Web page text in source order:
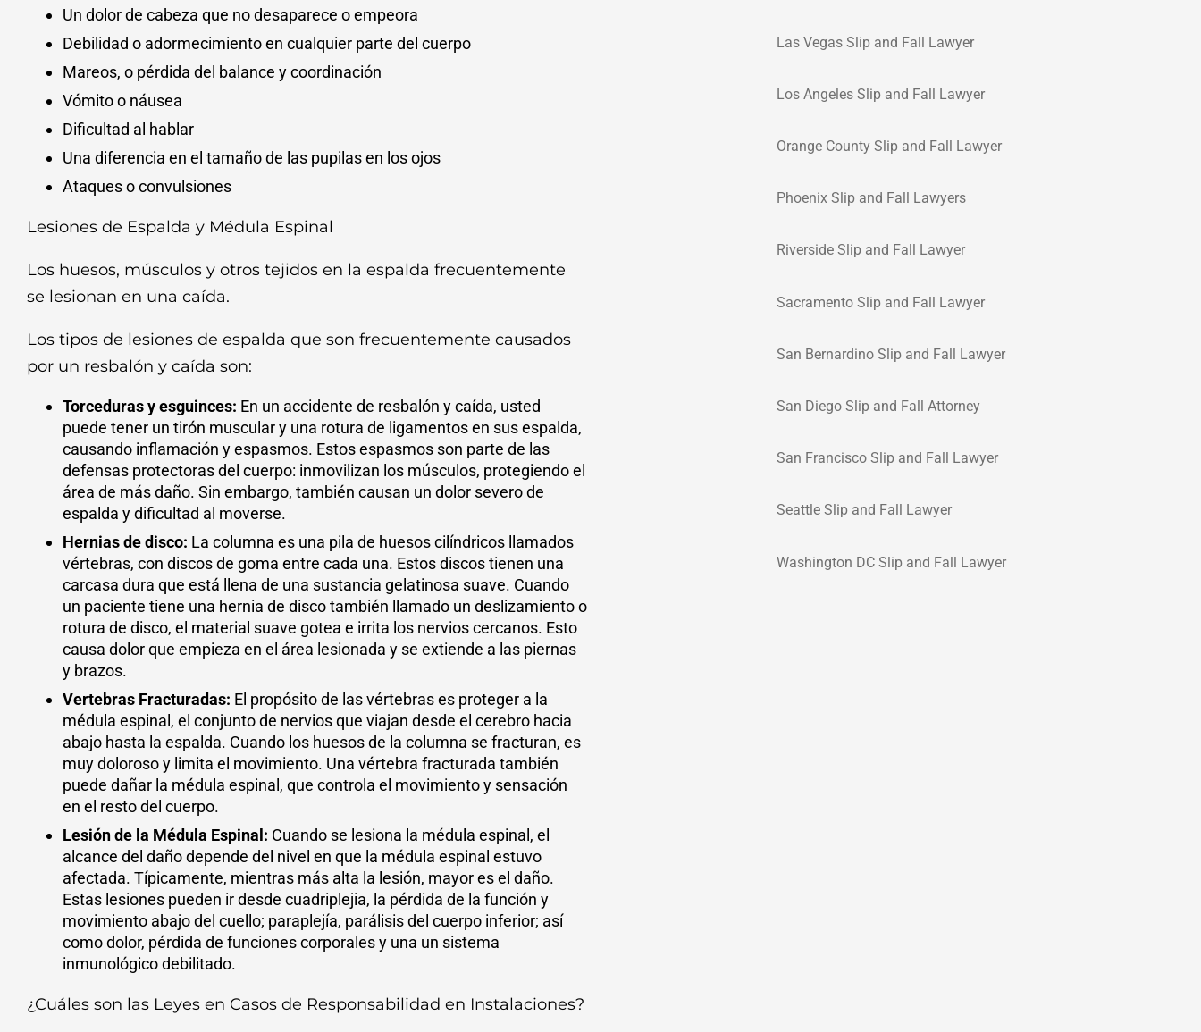
Un dolor de cabeza que no desaparece o empeora
Debilidad o adormecimiento en cualquier parte del cuerpo
Mareos, o pérdida del balance y coordinación
Vómito o náusea
Dificultad al hablar
Una diferencia en el tamaño de las pupilas en los ojos
Ataques o convulsiones
Lesiones de Espalda y Médula Espinal
Los huesos, músculos y otros tejidos en la espalda frecuentemente
se lesionan en una caída.
Los tipos de lesiones de espalda que son frecuentemente causados
por un resbalón y caída son:
Torceduras y esguinces: En un accidente de resbalón y caída, usted
puede tener un tirón muscular y una rotura de ligamentos en sus espalda,
causando inflamación y espasmos. Estos espasmos son parte de las
defensas protectoras del cuerpo: inmovilizan los músculos, protegiendo el
área de más daño. Sin embargo, también causan un dolor severo de
espalda y dificultad al moverse.
Hernias de disco: La columna es una pila de huesos cilíndricos llamados
vértebras, con discos de goma entre cada una. Estos discos tienen una
carcasa dura que está llena de una sustancia gelatinosa suave. Cuando
un paciente tiene una hernia de disco también llamado un deslizamiento o
rotura de disco, el material suave gotea e irrita los nervios cercanos. Esto
causa dolor que empieza en el área lesionada y se extiende a las piernas
y brazos.
Vertebras Fracturadas: El propósito de las vértebras es proteger a la
médula espinal, el conjunto de nervios que viajan desde el cerebro hacia
abajo hasta la espalda. Cuando los huesos de la columna se fracturan, es
muy doloroso y limita el movimiento. Una vértebra fracturada también
puede dañar la médula espinal, que controla el movimiento y sensación
en el resto del cuerpo.
Lesión de la Médula Espinal: Cuando se lesiona la médula espinal, el
alcance del daño depende del nivel en que la médula espinal estuvo
afectada. Típicamente, mientras más alta la lesión, mayor es el daño.
Estas lesiones pueden ir desde cuadriplejia, la pérdida de la función y
movimiento abajo del cuello; paraplejía, parálisis del cuerpo inferior; así
como dolor, pérdida de funciones corporales y una un sistema
inmunológico debilitado.
¿Cuáles son las Leyes en Casos de Responsabilidad en Instalaciones?
Las Vegas Slip and Fall Lawyer
Los Angeles Slip and Fall Lawyer
Orange County Slip and Fall Lawyer
Phoenix Slip and Fall Lawyers
Riverside Slip and Fall Lawyer
Sacramento Slip and Fall Lawyer
San Bernardino Slip and Fall Lawyer
San Diego Slip and Fall Attorney
San Francisco Slip and Fall Lawyer
Seattle Slip and Fall Lawyer
Washington DC Slip and Fall Lawyer